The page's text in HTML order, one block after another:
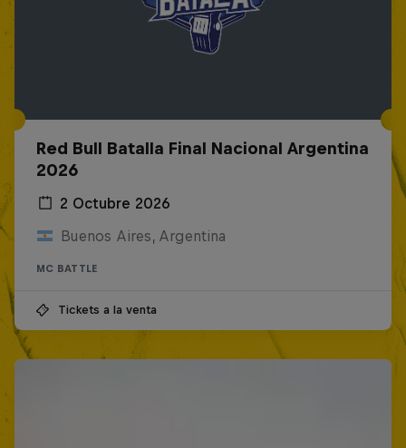
Red Bull Batalla Final Nacional Argentina
2026
2 Octubre 2026
Buenos Aires, Argentina
MC BATTLE
Tickets a la venta